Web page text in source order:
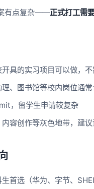
有点复杂——正式打工需
开具的实习项目可以做，
、图书馆等校内岗位通
，留学生申请较复杂
内容创作等灰色地带，建
生首选（华为、字节、